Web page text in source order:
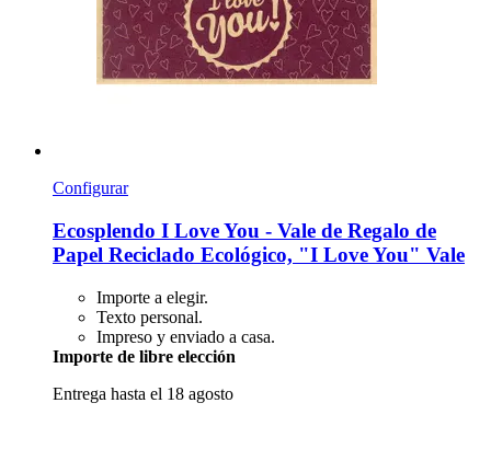
Configurar
Ecosplendo I Love You -​ Vale de Regalo de
Papel Reciclado Ecológico, "I Love You" Vale
Importe a elegir.
Texto personal.
Impreso y enviado a casa.
Importe de libre elección
Entrega hasta el 18 agosto